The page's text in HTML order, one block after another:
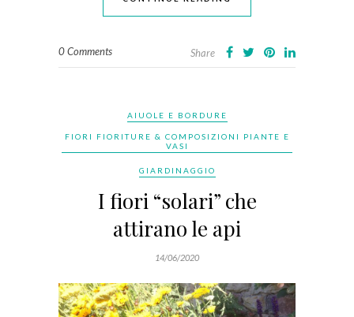
0 Comments Share
AIUOLE E BORDURE
FIORI FIORITURE & COMPOSIZIONI PIANTE E
VASI
GIARDINAGGIO
I fiori “solari” che
attirano le api
14/06/2020